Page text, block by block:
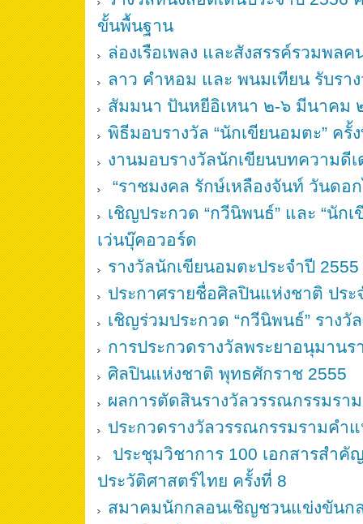
ขั้นพื้นฐาน
ล่องเรือเพลง และสังสรรค์รวมพล
ลาว คำหอม และ พนมเทียน รับรา
สัมมนา ปันหยีอิเหนา ๒-๖ มีนาคม
พิธีมอบรางวัล “นักเขียนอมตะ” ครั้
งานมอบรางวัลนักเขียนบทความดี
“ราชมงคล รักษ์เหลืองจันท์ วันดอ
เชิญประกวด “กวีนิพนธ์” และ “นักเ
เว่นบุ๊คอวอร์ด
รางวัลนักเขียนอมตะประจำปี 2555
ประกาศรายชื่อศิลปินแห่งชาติ ประ
เชิญร่วมประกวด “กวีนิพนธ์” รางวั
การประกวดรางวัลพระยาอนุมานร
ศิลปินแห่งชาติ พุทธศักราช 2555
ผลการตัดสินรางวัลวรรณกรรมรา
ประกวดรางวัลวรรณกรรมรามคำ
ประชุมวิชาการ 100 เอกสารสำคั
ประวัติศาสตร์ไทย ครั้งที่ 8
สมาคมนักกลอนเชิญชวนแข่งขัน